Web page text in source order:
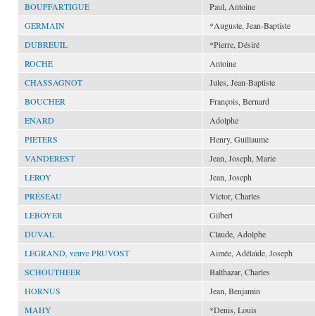
BOUFFARTIGUE
Paul, Antoine
GERMAIN
*Auguste, Jean-Baptiste
DUBREUIL
*Pierre, Désiré
ROCHE
Antoine
CHASSAGNOT
Jules, Jean-Baptiste
BOUCHER
François, Bernard
ENARD
Adolphe
PIETERS
Henry, Guillaume
VANDEREST
Jean, Joseph, Marie
LEROY
Jean, Joseph
PRÉSEAU
Victor, Charles
LEBOYER
Gilbert
DUVAL
Claude, Adolphe
LEGRAND, veuve PRUVOST
Aimée, Adélaïde, Joseph
SCHOUTHEER
Balthazar, Charles
HORNUS
Jean, Benjamin
MAHY
*Denis, Louis